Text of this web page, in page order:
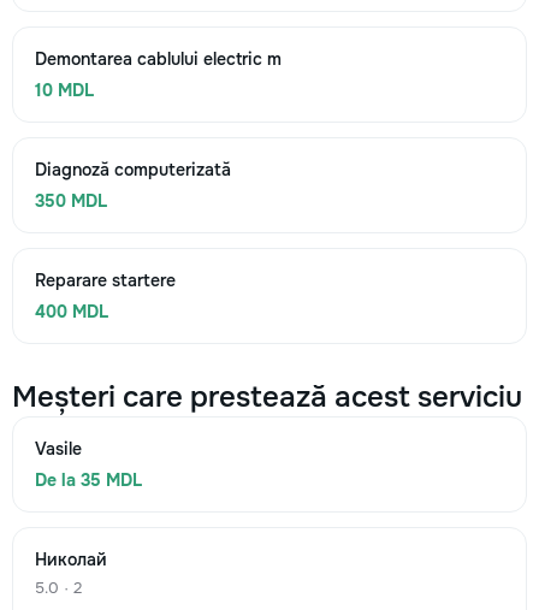
Demontarea cablului electric m
10 MDL
Diagnoză computerizată
350 MDL
Reparare startere
400 MDL
Meșteri care prestează acest serviciu
Vasile
De la 35 MDL
Николай
5.0 · 2